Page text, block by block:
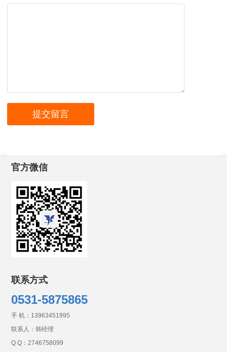
官方微信
联系方式
0531-5875865
手 机： 13963451995
联系人：韩经理
Q Q： 2746758099